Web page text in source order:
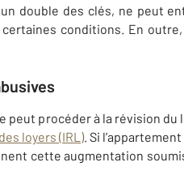
double des clés, ne peut
conditions. En
procéder à la révision du
loyers (IRL). Si
cette augmentation